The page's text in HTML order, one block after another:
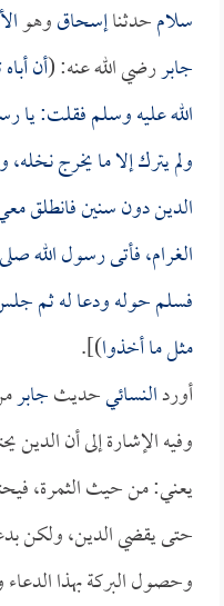
سلامحدثناإسحاقوهو
جابررضي الله عنه: (أن
الله عليه وسلم فقلت: يا
ولم يترك إلا ما يخرج
الدين دون سنين فانطلق
الغرام، فأتى رسول الله
فسلم حوله ودعا له ثم
مثل ما أخذوا)].
أوردالنسائيحديثجابر
وفيه الإشارة إلى أن
يعني: من حيث الثمرة،
حتى يقضي الدين، ولكن
وحصول البركة بهذا